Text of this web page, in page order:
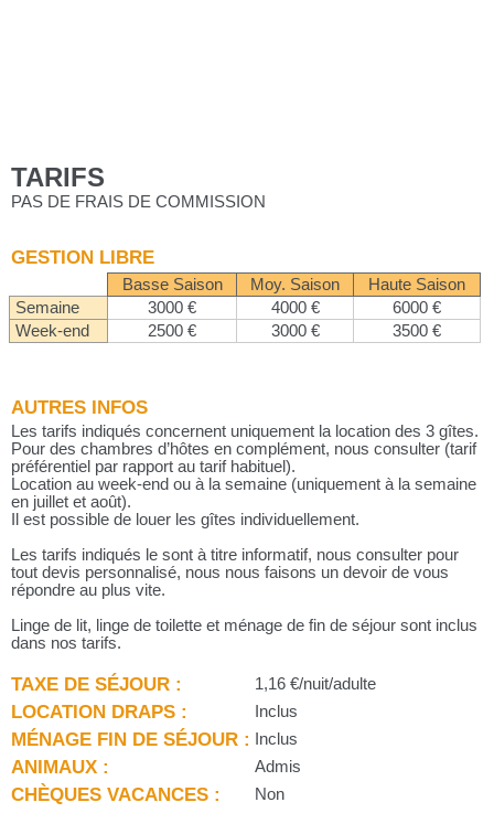
TARIFS
PAS DE FRAIS DE COMMISSION
GESTION LIBRE
Basse Saison Moy. Saison
Haute Saison
Semaine
3000 € 4000 €
6000 €
Week-end
2500 € 3000 € 3500 €
AUTRES INFOS
Les tarifs indiqués concernent uniquement la location des 3 gîtes.
Pour des chambres d’hôtes en complément, nous consulter (tarif
préférentiel par rapport au tarif habituel).
Location au week-end ou à la semaine (uniquement à la semaine
en juillet et août).
Il est possible de louer les gîtes individuellement.
Les tarifs indiqués le sont à titre informatif, nous consulter pour
tout devis personnalisé, nous nous faisons un devoir de vous
répondre au plus vite.
Linge de lit, linge de toilette et ménage de fin de séjour sont inclus
dans nos tarifs.
TAXE DE SÉJOUR : 1,16 €/nuit/adulte
LOCATION DRAPS : Inclus
MÉNAGE FIN DE SÉJOUR : Inclus
ANIMAUX : Admis
CHÈQUES VACANCES : Non